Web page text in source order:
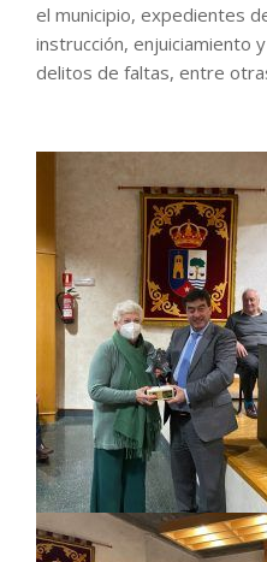
el municipio, expedientes
instrucción, enjuiciamiento
delitos de faltas, entre